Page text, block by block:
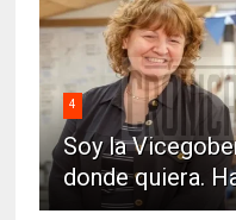
4
Soy la
donde quiera.